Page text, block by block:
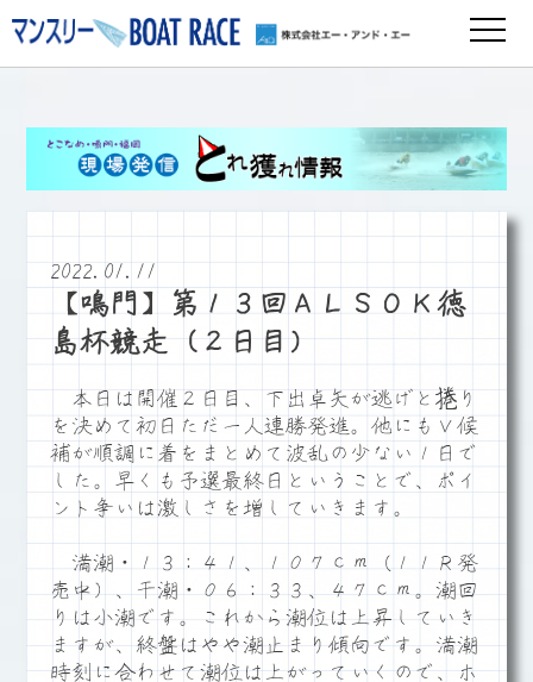
2022.01.11
【鳴門】第１３回ＡＬＳＯＫ徳
島杯競走（２日目）
本日は開催２日目、下出卓矢が逃げと捲り
を決めて初日ただ一人連勝発進。他にもＶ候
補が順調に着をまとめて波乱の少ない１日で
した。早くも予選最終日ということで、ポイ
ント争いは激しさを増していきます。
満潮・１３：４１、１０７ｃｍ（１１Ｒ発
売中）、干潮・０６：３３、４７ｃｍ。潮回
りは小潮です。これから潮位は上昇していき
ますが、終盤はやや潮止まり傾向です。満潮
時刻に合わせて潮位は上がっていくので、ホ